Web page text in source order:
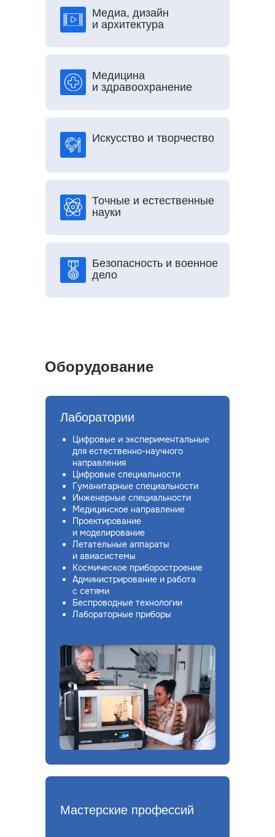
Медицина
и здравоохранение
Точные и естественные
науки
Медиа, дизайн
и архитектура
Искусство и творчество
Безопасность и военное
дело
Оборудование
Лаборатории
Цифровые и экспериментальные
для естественно-научного
направления
Цифровые специальности
Гуманитарные специальности
Инженерные специальности
Медицинское направление
Проектирование
и моделирование
Летательные аппараты
и авиасистемы
Космическое приборостроение
Администрирование и работа
с сетями
Беспроводные технологии
Лабораторные приборы
Мастерские профессий